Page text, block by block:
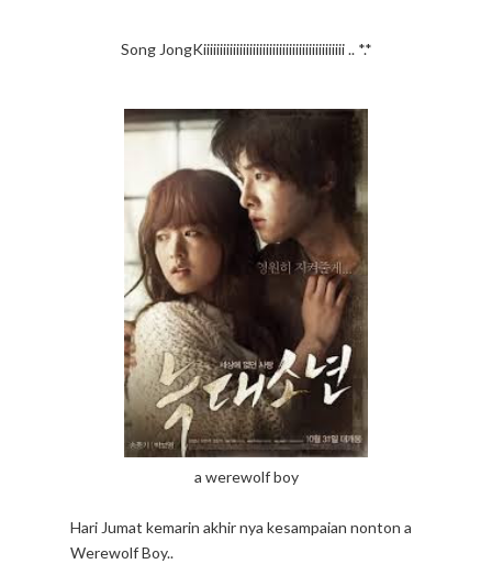
Song JongKiiiiiiiiiiiiiiiiiiiiiiiiiiiiiiiiiiiiiiiiiii .. *.*
a werewolf boy
Hari Jumat kemarin akhir nya kesampaian nonton a
Werewolf Boy..